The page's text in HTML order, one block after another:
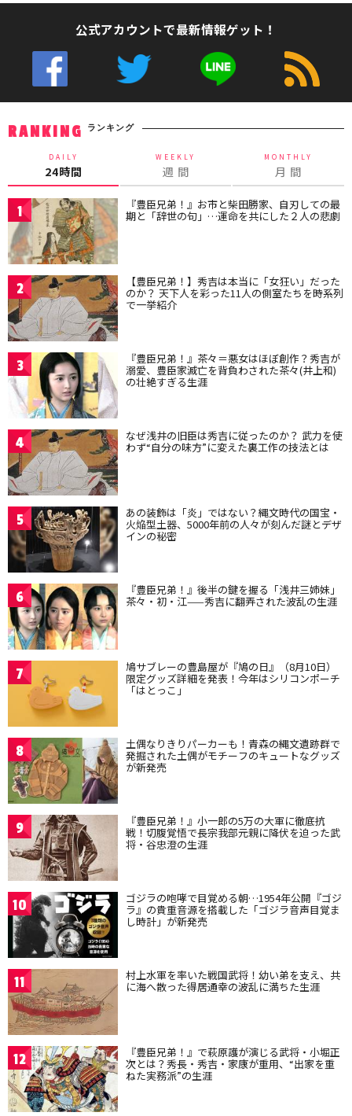
公式アカウントで最新情報ゲット！
RANKING ランキング
DAILY
24時間
WEEKLY
週 間
MONTHLY
月 間
1 『豊臣兄弟！』お市と柴田勝家、自刃しての最
期と「辞世の句」…運命を共にした２人の悲劇
2 【豊臣兄弟！】秀吉は本当に「女狂い」だった
のか？ 天下人を彩った11人の側室たちを時系列
で一挙紹介
3 『豊臣兄弟！』茶々＝悪女はほぼ創作？秀吉が
溺愛、豊臣家滅亡を背負わされた茶々(井上和)
の壮絶すぎる生涯
4 なぜ浅井の旧臣は秀吉に従ったのか？ 武力を使
わず“自分の味方”に変えた裏工作の技法とは
5 あの装飾は「炎」ではない？縄文時代の国宝・
火焔型土器、5000年前の人々が刻んだ謎とデザ
インの秘密
6 『豊臣兄弟！』後半の鍵を握る「浅井三姉妹」
茶々・初・江——秀吉に翻弄された波乱の生涯
7 鳩サブレーの豊島屋が『鳩の日』（8月10日）
限定グッズ詳細を発表！今年はシリコンポーチ
「はとっこ」
8 土偶なりきりパーカーも！青森の縄文遺跡群で
発掘された土偶がモチーフのキュートなグッズ
が新発売
9 『豊臣兄弟！』小一郎の5万の大軍に徹底抗
戦！切腹覚悟で長宗我部元親に降伏を迫った武
将・谷忠澄の生涯
10 ゴジラの咆哮で目覚める朝…1954年公開『ゴジ
ラ』の貴重音源を搭載した「ゴジラ音声目覚ま
し時計」が新発売
11 村上水軍を率いた戦国武将！幼い弟を支え、共
に海へ散った得居通幸の波乱に満ちた生涯
12 『豊臣兄弟！』で萩原護が演じる武将・小堀正
次とは？秀長・秀吉・家康が重用、“出家を重
ねた実務派”の生涯